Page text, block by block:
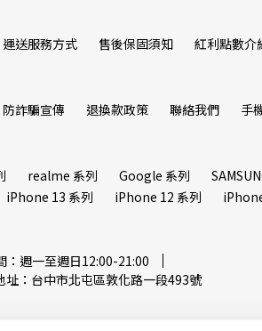
運送服務方式 售後保固須知 紅利點數介
防詐騙宣傳 退換款政策 聯絡我們 手
realme 系列 Google 系列
iPhone 13 系列 iPhone 12 系列
：週一至週日12:00-21:00
址：台中市北屯區敦化路一段493號